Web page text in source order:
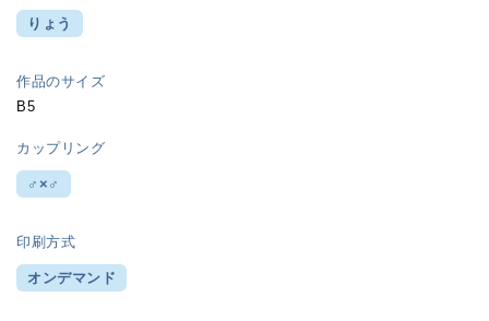
りょう
作品のサイズ
B5
カップリング
♂×♂
印刷方式
オンデマンド